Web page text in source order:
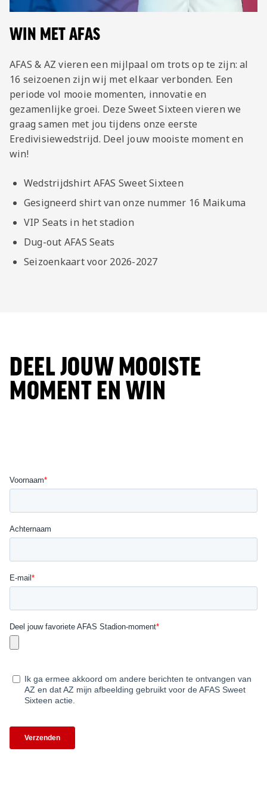
Jong AZ
Seizoenkaart
WIN MET AFAS
AFAS & AZ vieren een mijlpaal om trots op te zijn: al
16 seizoenen zijn wij met elkaar verbonden. Een
periode vol mooie momenten, innovatie en
gezamenlijke groei. Deze Sweet Sixteen vieren we
graag samen met jou tijdens onze eerste
Eredivisiewedstrijd. Deel jouw mooiste moment en
win!
Wedstrijdshirt AFAS Sweet Sixteen
Gesigneerd shirt van onze nummer 16 Maikuma
VIP Seats in het stadion
Dug-out AFAS Seats
Seizoenkaart voor 2026-2027
DEEL JOUW MOOISTE
MOMENT EN WIN